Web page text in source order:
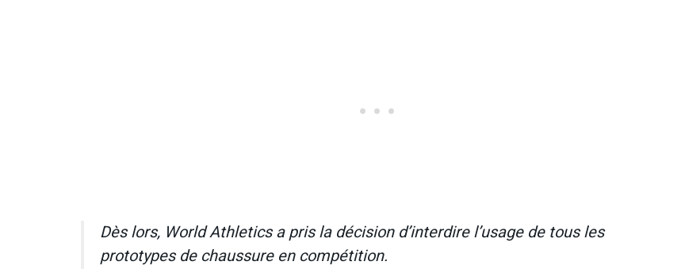
Dès lors, World Athletics a pris la décision d’interdire l’usage de tous les
prototypes de chaussure en compétition.